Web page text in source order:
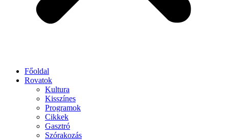
Főoldal
Rovatok
Kultura
Kisszínes
Programok
Cikkek
Gasztró
Szórakozás